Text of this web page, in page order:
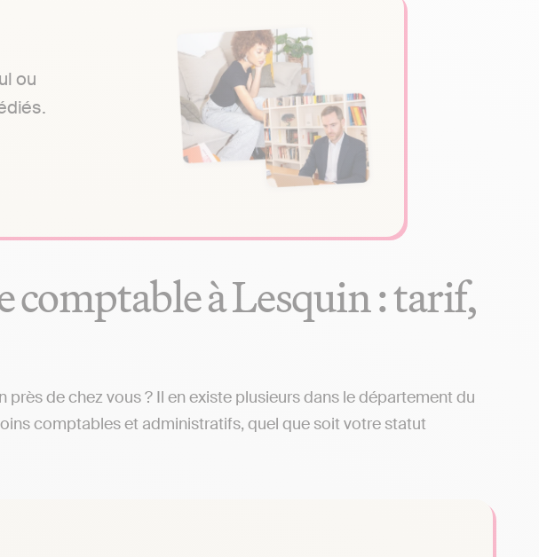
ou
comptable à Lesquin : tarif,
de chez vous ? Il en existe plusieurs dans le département du
comptables et administratifs, quel que soit votre statut